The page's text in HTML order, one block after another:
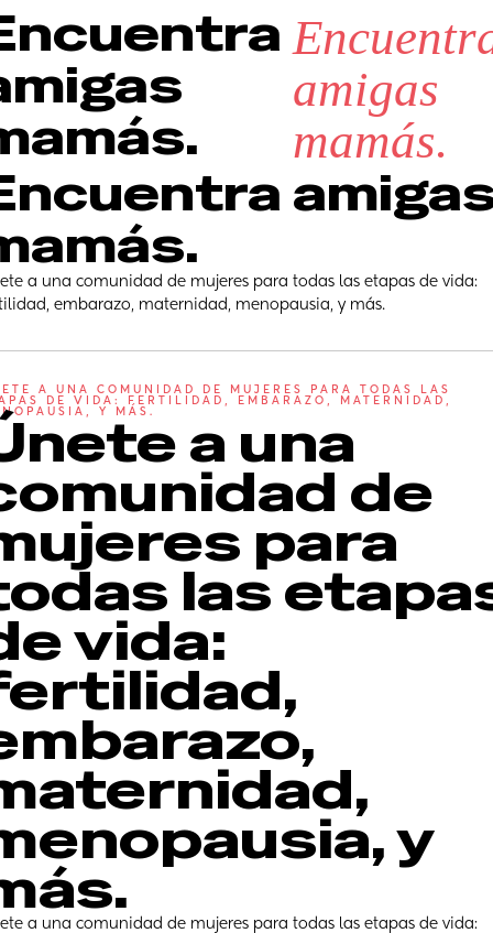
amigas
mamás.
a una comunidad de mujeres para todas las etapas de vida:
embarazo, maternidad, menopausia, y más.
A UNA COMUNIDAD DE MUJERES PARA TODAS LAS
DE VIDA: FERTILIDAD, EMBARAZO, MATERNIDAD,
Y MÁS.
a una
de
para
las
vida:
y
a una comunidad de mujeres para todas las etapas de vida: